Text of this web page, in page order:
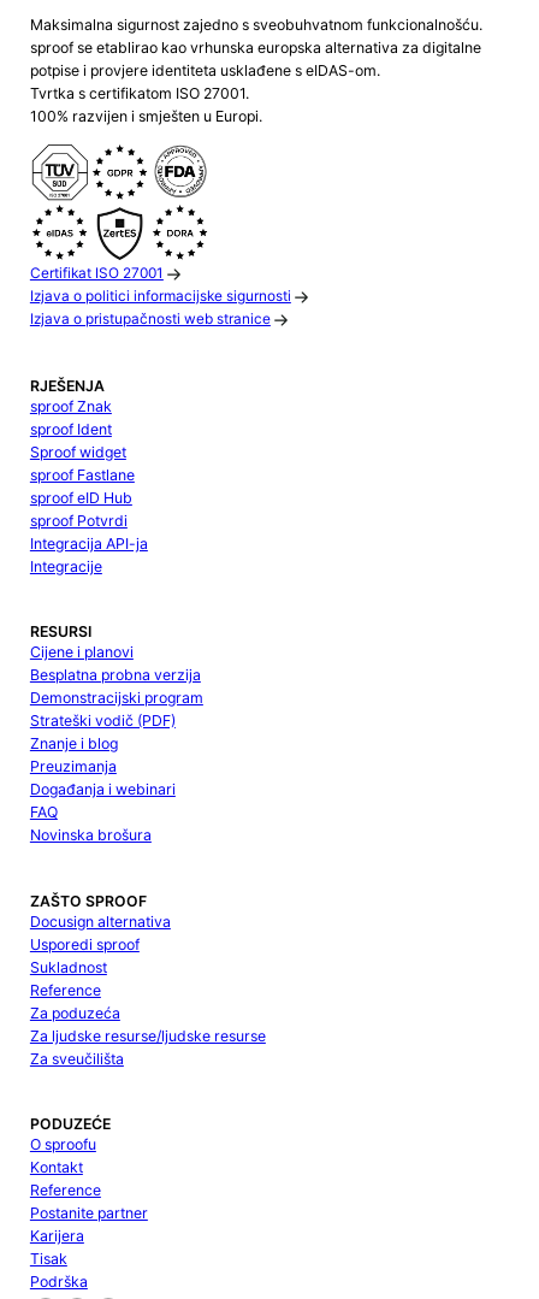
Maksimalna sigurnost zajedno s sveobuhvatnom funkcionalnošću.
sproof se etablirao kao vrhunska europska alternativa za digitalne
potpise i provjere identiteta usklađene s eIDAS-om.
Tvrtka s certifikatom ISO 27001.
100% razvijen i smješten u Europi.
Certifikat ISO 27001
Izjava o politici informacijske sigurnosti
Izjava o pristupačnosti web stranice
RJEŠENJA
sproof Znak
sproof Ident
Sproof widget
sproof Fastlane
sproof eID Hub
sproof Potvrdi
Integracija API-ja
Integracije
RESURSI
Cijene i planovi
Besplatna probna verzija
Demonstracijski program
Strateški vodič (PDF)
Znanje i blog
Preuzimanja
Događanja i webinari
FAQ
Novinska brošura
ZAŠTO SPROOF
Docusign alternativa
Usporedi sproof
Sukladnost
Reference
Za poduzeća
Za ljudske resurse/ljudske resurse
Za sveučilišta
PODUZEĆE
O sproofu
Kontakt
Reference
Postanite partner
Karijera
Tisak
Podrška